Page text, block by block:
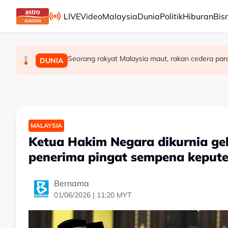
Skip to main content
LIVEVideoMalaysiaDuniaPolitikHiburan
MALAYSIA PDRM nafi kenyataan palsu dikaitkan
MALAYSIA Isu penempatan 40 tahun selesai, 120
DUNIA Seorang rakyat Malaysia maut, rakan cedera
MALAYSIA
Ketua Hakim Negara dikurnia
penerima pingat sempena
Bernama
01/06/2026 | 11:20 MYT